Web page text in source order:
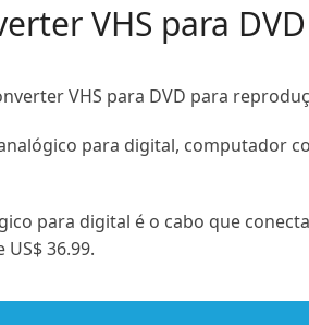
VHS para
VHS para DVD para
para digital, computador
para digital é o cabo que
36.99.